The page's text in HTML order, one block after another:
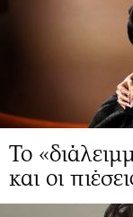
Το
και οι